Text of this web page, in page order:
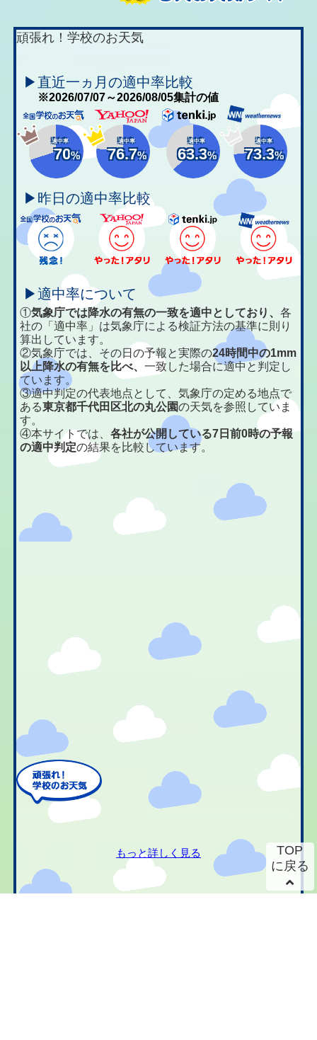
頑張れ！学校のお天気
▶直近一ヵ月の適中率比較
※2026/07/07～2026/08/05集計の値
適中率
70%
適中率
76.7%
適中率
63.3%
適中率
73.3%
▶昨日の適中率比較
▶適中率について
①気象庁では降水の有無の一致を適中としており、各
社の「適中率」は気象庁による検証方法の基準に則り
算出しています。
②気象庁では、その日の予報と実際の24時間中の1mm
以上降水の有無を比べ、一致した場合に適中と判定し
ています。
③適中判定の代表地点として、気象庁の定める地点で
ある東京都千代田区北の丸公園の天気を参照していま
す。
④本サイトでは、各社が公開している7日前0時の予報
の適中判定の結果を比較しています。
もっと詳しく見る
TOP
に戻る